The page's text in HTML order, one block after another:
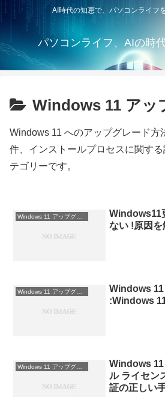
AI時代の知恵で、パソコンライフ
パソコンライフ、AIの時
Windows 11 アッ
Windows 11 へのアップグレード方
件、インストールプロセスに関す
テゴリーです。
Windows11
ない !原因を
Windows
:Windows
Windows
ル ライセン
証の正しい